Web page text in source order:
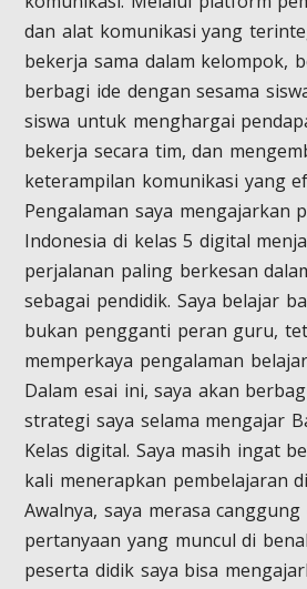
dan alat komunikasi yang
bekerja sama dalam kelompok,
berbagi ide dengan sesama
siswa untuk menghargai
bekerja secara tim, dan
keterampilan komunikasi yang
Pengalaman saya mengajarkan
Indonesia di kelas 5 digital
perjalanan paling berkesan
sebagai pendidik. Saya belajar
bukan pengganti peran guru,
memperkaya pengalaman
Dalam esai ini, saya akan
strategi saya selama mengajar
Kelas digital. Saya masih ingat
kali menerapkan pembelajaran
Awalnya, saya merasa
pertanyaan yang muncul di
peserta didik saya bisa